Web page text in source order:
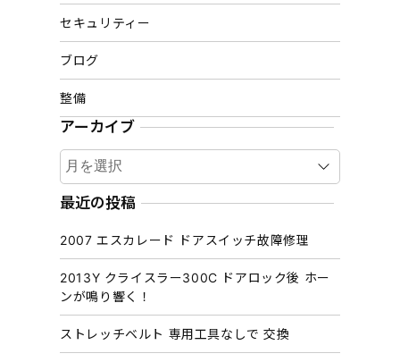
セキュリティー
ブログ
整備
アーカイブ
ア
ー
カ
ブ
最近の投稿
2007 エスカレード ドアスイッチ故障修理
2013Y クライスラー300C ドアロック後 ホー
ンが鳴り響く！
ストレッチベルト 専用工具なしで 交換